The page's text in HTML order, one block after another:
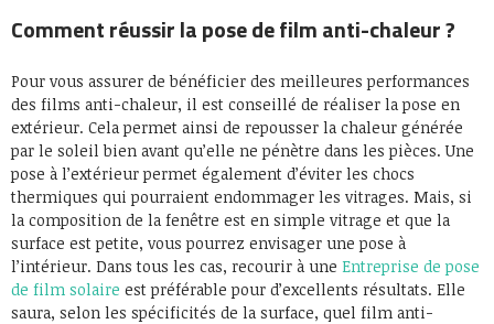
Comment réussir la pose de film anti-chaleur ?
Pour vous assurer de bénéficier des meilleures performances
des films anti-chaleur, il est conseillé de réaliser la pose en
extérieur. Cela permet ainsi de repousser la chaleur générée
par le soleil bien avant qu’elle ne pénètre dans les pièces. Une
pose à l’extérieur permet également d’éviter les chocs
thermiques qui pourraient endommager les vitrages. Mais, si
la composition de la fenêtre est en simple vitrage et que la
surface est petite, vous pourrez envisager une pose à
l’intérieur. Dans tous les cas, recourir à une Entreprise de pose
de film solaire est préférable pour d’excellents résultats. Elle
saura, selon les spécificités de la surface, quel film anti-